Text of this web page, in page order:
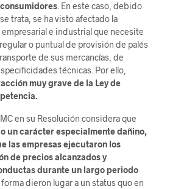
. En este caso, debido
trata, se ha visto afectado la
e industrial que necesite
o puntual de provisión de palés
de sus mercancías, de
técnicas. Por ello,
muy grave de la Ley de
en su Resolución considera que
un carácter especialmente dañino,
las empresas ejecutaron los
de precios alcanzados y
durante un largo periodo
forma dieron lugar a un status quo en